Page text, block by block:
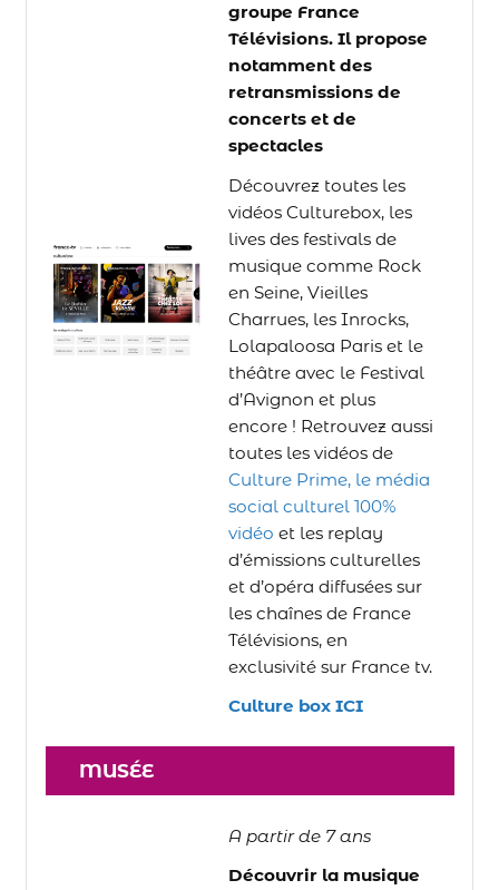
groupe France
Télévisions. Il propose
notamment des
retransmissions de
concerts et de
spectacles
Découvrez toutes les
vidéos Culturebox, les
lives des festivals de
musique comme Rock
en Seine, Vieilles
Charrues, les Inrocks,
Lolapaloosa Paris et le
théâtre avec le Festival
d’Avignon et plus
encore ! Retrouvez aussi
toutes les vidéos de
Culture Prime, le média
social culturel 100%
vidéo et les replay
d’émissions culturelles
et d’opéra diffusées sur
les chaînes de France
Télévisions, en
exclusivité sur France tv.
Culture box ICI
MUSÉE
A partir de 7 ans
Découvrir la musique